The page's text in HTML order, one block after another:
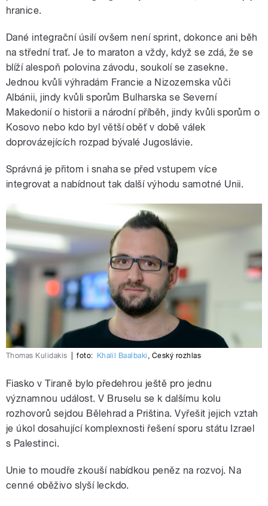
hranice.
Dané integrační úsilí ovšem není sprint, dokonce ani běh
na střední trať. Je to maraton a vždy, když se zdá, že se
blíží alespoň polovina závodu, soukolí se zasekne.
Jednou kvůli výhradám Francie a Nizozemska vůči
Albánii, jindy kvůli sporům Bulharska se Severní
Makedonií o historii a národní příběh, jindy kvůli sporům o
Kosovo nebo kdo byl větší oběť v době válek
doprovázejících rozpad bývalé Jugoslávie.
Správná je přitom i snaha se před vstupem více
integrovat a nabídnout tak další výhodu samotné Unii.
Thomas Kulidakis foto: Khalil Baalbaki , Český rozhlas
Fiasko v Tiraně bylo předehrou ještě pro jednu
významnou událost. V Bruselu se k dalšímu kolu
rozhovorů sejdou Bělehrad a Priština. Vyřešit jejich vztah
je úkol dosahující komplexnosti řešení sporu státu Izrael
s Palestinci.
Unie to moudře zkouší nabídkou peněz na rozvoj. Na
cenné oběživo slyší leckdo.